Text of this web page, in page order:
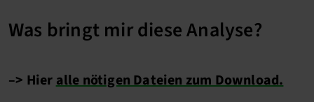
Was bringt mir diese Analyse?
–> Hieralle nötigen Dateien zum Download.